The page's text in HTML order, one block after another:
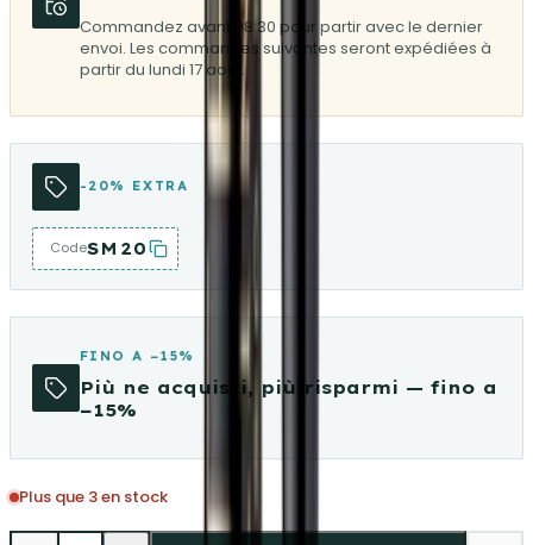
Commandez avant 08:30 pour partir avec le dernier
envoi. Les commandes suivantes seront expédiées à
partir du lundi 17 août.
-20% EXTRA
CodeSM20
FINO A −15%
Più ne acquisti, più risparmi — fino a
−15%
Plus que 3 en stock